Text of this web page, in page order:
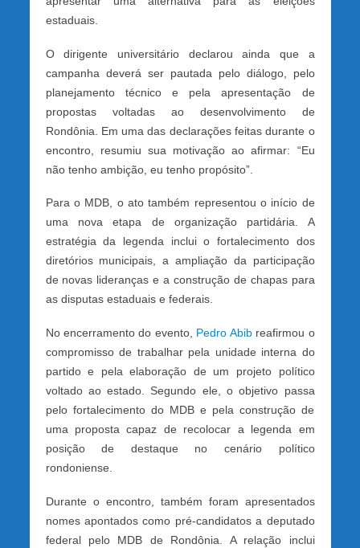
estaduais.
O dirigente universitário declarou ainda que a
campanha deverá ser pautada pelo diálogo, pelo
planejamento técnico e pela apresentação de
propostas voltadas ao desenvolvimento de
Rondônia. Em uma das declarações feitas durante o
encontro, resumiu sua motivação ao afirmar: “Eu
não tenho ambição, eu tenho propósito”.
Para o MDB, o ato também representou o início de
uma nova etapa de organização partidária. A
estratégia da legenda inclui o fortalecimento dos
diretórios municipais, a ampliação da participação
de novas lideranças e a construção de chapas para
as disputas estaduais e federais.
No encerramento do evento, Pedro Abibreafirmou o
compromisso de trabalhar pela unidade interna do
partido e pela elaboração de um projeto político
voltado ao estado. Segundo ele, o objetivo passa
pelo fortalecimento do MDB e pela construção de
uma proposta capaz de recolocar a legenda em
posição de destaque no cenário político
rondoniense.
Durante o encontro, também foram apresentados
nomes apontados como pré-candidatos a deputado
federal pelo MDB de Rondônia. A relação inclui